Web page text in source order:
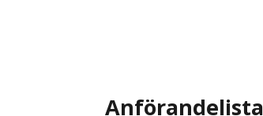
Anförandelista